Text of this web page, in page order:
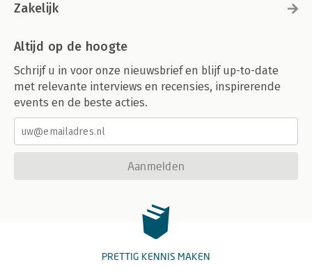
Zakelijk
Altijd op de hoogte
Schrijf u in voor onze nieuwsbrief en blijf up-to-date
met relevante interviews en recensies, inspirerende
events en de beste acties.
Aanmelden
PRETTIG KENNIS MAKEN